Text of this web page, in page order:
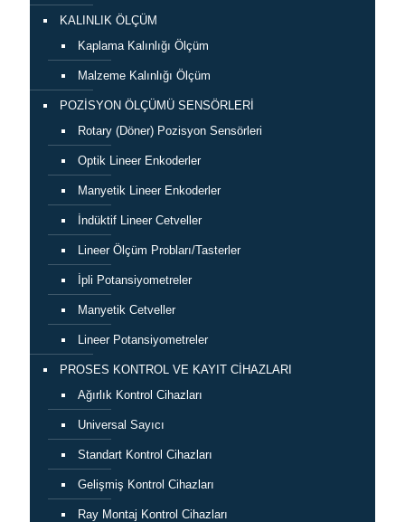
KALINLIK ÖLÇÜM
Kaplama Kalınlığı Ölçüm
Malzeme Kalınlığı Ölçüm
POZİSYON ÖLÇÜMÜ SENSÖRLERİ
Rotary (Döner) Pozisyon Sensörleri
Optik Lineer Enkoderler
Manyetik Lineer Enkoderler
İndüktif Lineer Cetveller
Lineer Ölçüm Probları/Tasterler
İpli Potansiyometreler
Manyetik Cetveller
Lineer Potansiyometreler
PROSES KONTROL VE KAYIT CİHAZLARI
Ağırlık Kontrol Cihazları
Universal Sayıcı
Standart Kontrol Cihazları
Gelişmiş Kontrol Cihazları
Ray Montaj Kontrol Cihazları